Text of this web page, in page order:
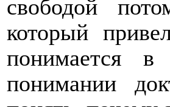
свободой
который
понимается
понимании